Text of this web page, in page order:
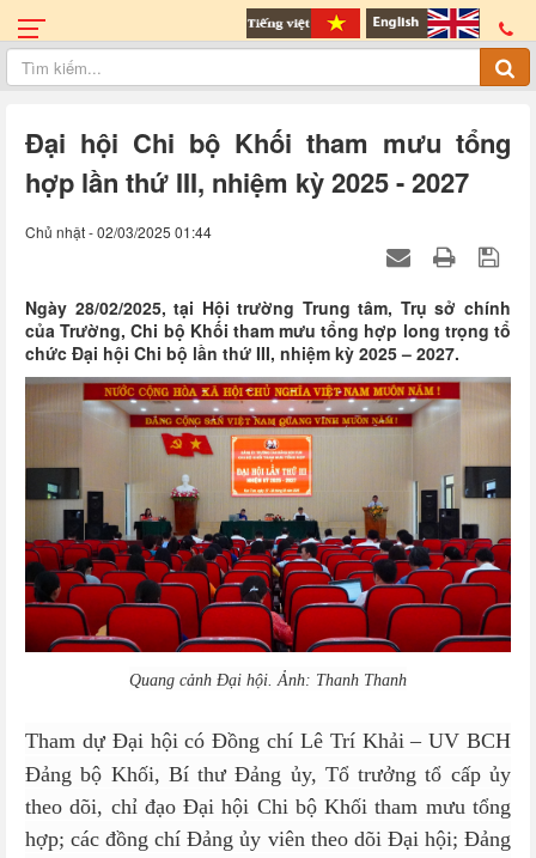
Đại hội Chi bộ Khối tham mưu tổng
hợp lần thứ III, nhiệm kỳ 2025 - 2027
Chủ nhật - 02/03/2025 01:44
Ngày 28/02/2025, tại Hội trường Trung tâm, Trụ sở chính
của Trường, Chi bộ Khối tham mưu tổng hợp long trọng tổ
chức Đại hội Chi bộ lần thứ III, nhiệm kỳ 2025 – 2027.
Quang cảnh Đại hội. Ảnh: Thanh Thanh
Tham dự Đại hội có Đồng chí Lê Trí Khải – UV BCH
Đảng bộ Khối, Bí thư Đảng ủy, Tổ trưởng tổ cấp ủy
theo dõi, chỉ đạo Đại hội Chi bộ Khối tham mưu tổng
hợp; các đồng chí Đảng ủy viên theo dõi Đại hội; Đảng